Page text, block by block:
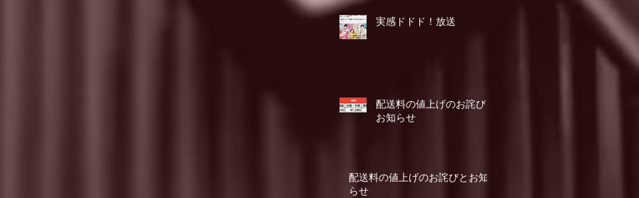
実感ドドド！放送
配送料の値上げのお詫びと
お知らせ
配送料の値上げのお詫びとお知
らせ